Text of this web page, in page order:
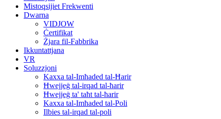
Mistoqsijiet Frekwenti
Dwarna
VIDJOW
Ċertifikat
Żjara fil-Fabbrika
Ikkuntattjana
VR
Soluzzjoni
Kaxxa tal-Imħaded tal-Ħarir
Ħwejjeġ tal-irqad tal-ħarir
Ħwejjeġ ta' taħt tal-ħarir
Kaxxa tal-Imħaded tal-Poli
Ilbies tal-irqad tal-poli